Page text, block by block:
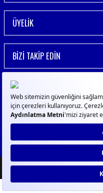
ÜYELİK
BİZİ TAKİP EDİN
© 2023GPN